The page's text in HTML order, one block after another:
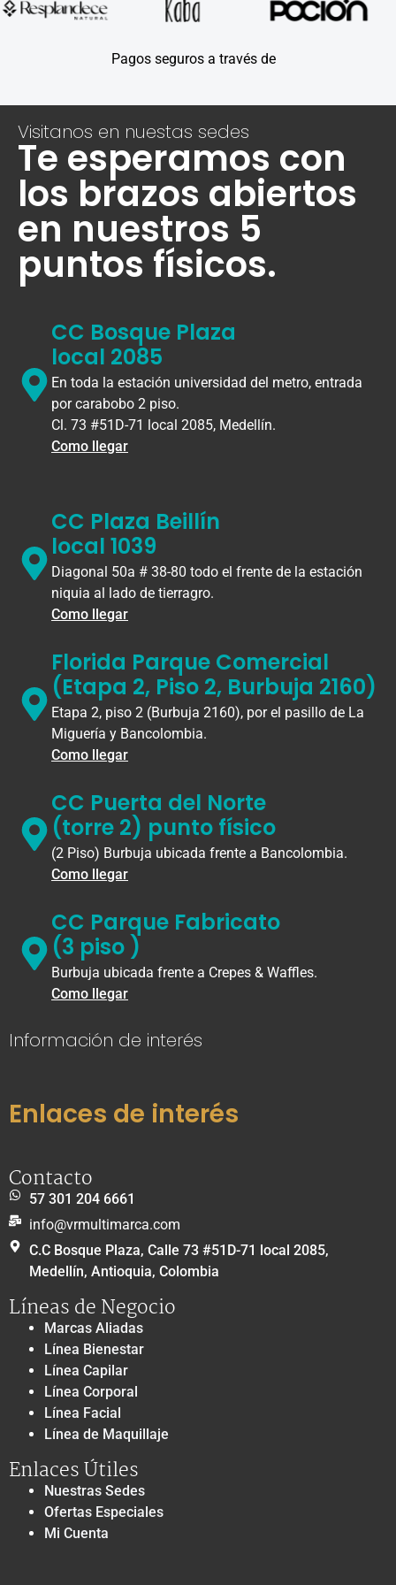
Pagos seguros a través de
Visitanos en nuestas sedes
Te esperamos con
los brazos abiertos
en nuestros 5
puntos físicos.
CC Bosque Plaza
local 2085
En toda la estación universidad del metro, entrada
por carabobo 2 piso.
Cl. 73 #51D-71 local 2085, Medellín.
Como llegar
CC Plaza Beillín
local 1039
Diagonal 50a # 38-80 todo el frente de la estación
niquia al lado de tierragro.
Como llegar
Florida Parque Comercial
(Etapa 2, Piso 2, Burbuja 2160)
Etapa 2, piso 2 (Burbuja 2160), por el pasillo de La
Miguería y Bancolombia.
Como llegar
CC Puerta del Norte
(torre 2) punto físico
(2 Piso) Burbuja ubicada frente a Bancolombia.
Como llegar
CC Parque Fabricato
(3 piso )
Burbuja ubicada frente a Crepes & Waffles.
Como llegar
Información de interés
Enlaces de interés
Contacto
57 301 204 6661
info@vrmultimarca.com
C.C Bosque Plaza, Calle 73 #51D-71 local 2085,
Medellín, Antioquia, Colombia
Líneas de Negocio
Marcas Aliadas
Línea Bienestar
Línea Capilar
Línea Corporal
Línea Facial
Línea de Maquillaje
Enlaces Útiles
Nuestras Sedes
Ofertas Especiales
Mi Cuenta